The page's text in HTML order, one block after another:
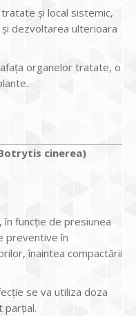
şi local sistemic,
dezvoltarea ulterioara
organelor tratate, o
cinerea)
funcţie de presiunea
preventive în
înaintea compactării
se va utiliza doza
parţial.